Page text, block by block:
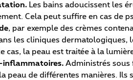
Les bains adoucissent les
Cela peut suffire en cas de
, par exemple des crèmes
les cliniques dermatologiques,
cas, la peau est traitée à la
inflammatoires. Administrés sous
peau de différentes manières.